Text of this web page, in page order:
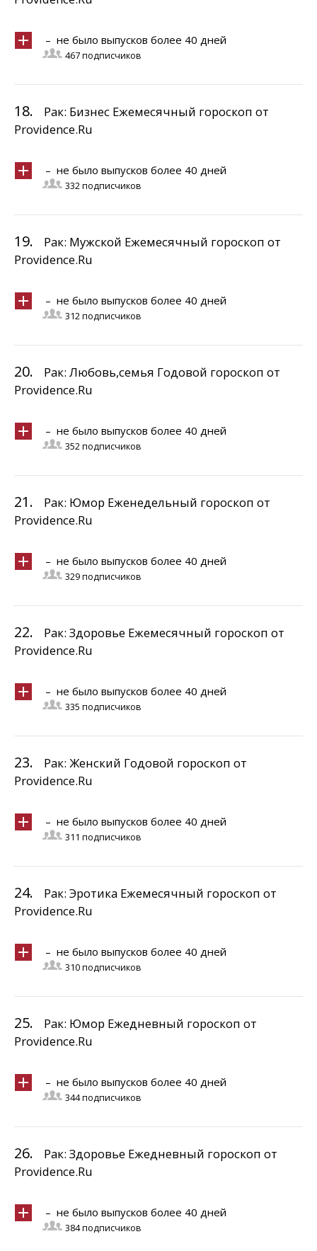
– не было выпусков более 40 дней
467 подписчиков
18.
Рак: Бизнес Ежемесячный гороскоп от
Providence.Ru
– не было выпусков более 40 дней
332 подписчиков
19.
Рак: Мужской Ежемесячный гороскоп от
Providence.Ru
– не было выпусков более 40 дней
312 подписчиков
20.
Рак: Любовь,семья Годовой гороскоп от
Providence.Ru
– не было выпусков более 40 дней
352 подписчиков
21.
Рак: Юмор Еженедельный гороскоп от
Providence.Ru
– не было выпусков более 40 дней
329 подписчиков
22.
Рак: Здоровье Ежемесячный гороскоп от
Providence.Ru
– не было выпусков более 40 дней
335 подписчиков
23.
Рак: Женский Годовой гороскоп от
Providence.Ru
– не было выпусков более 40 дней
311 подписчиков
24.
Рак: Эротика Ежемесячный гороскоп от
Providence.Ru
– не было выпусков более 40 дней
310 подписчиков
25.
Рак: Юмор Ежедневный гороскоп от
Providence.Ru
– не было выпусков более 40 дней
344 подписчиков
26.
Рак: Здоровье Ежедневный гороскоп от
Providence.Ru
– не было выпусков более 40 дней
384 подписчиков